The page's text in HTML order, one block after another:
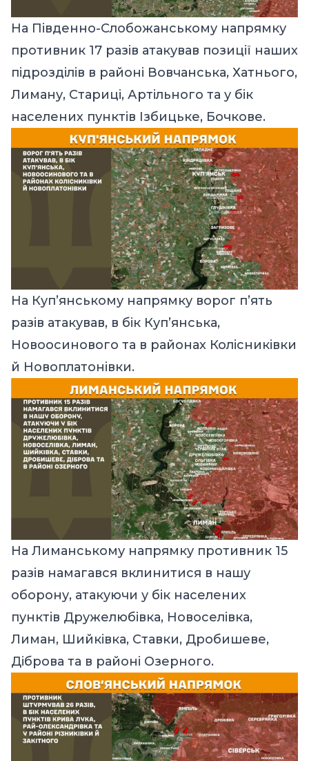
На Південно-Слобожанському напрямку
противник 17 разів атакував позиції наших
підрозділів в районі Вовчанська, Хатнього,
Лиману, Стариці, Артільного та у бік
населених пунктів Ізбицьке, Бочкове.
На Куп’янському напрямку ворог п’ять
разів атакував, в бік Куп’янська,
Новоосинового та в районах Колісниківки
й Новоплатонівки.
На Лиманському напрямку противник 15
разів намагався вклинитися в нашу
оборону, атакуючи у бік населених
пунктів Дружелюбівка, Новоселівка,
Лиман, Шийківка, Ставки, Дробишеве,
Діброва та в районі Озерного.